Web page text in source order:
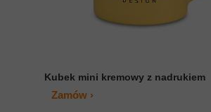
Kubek mini kremowy z nadrukiem
Zamów ›